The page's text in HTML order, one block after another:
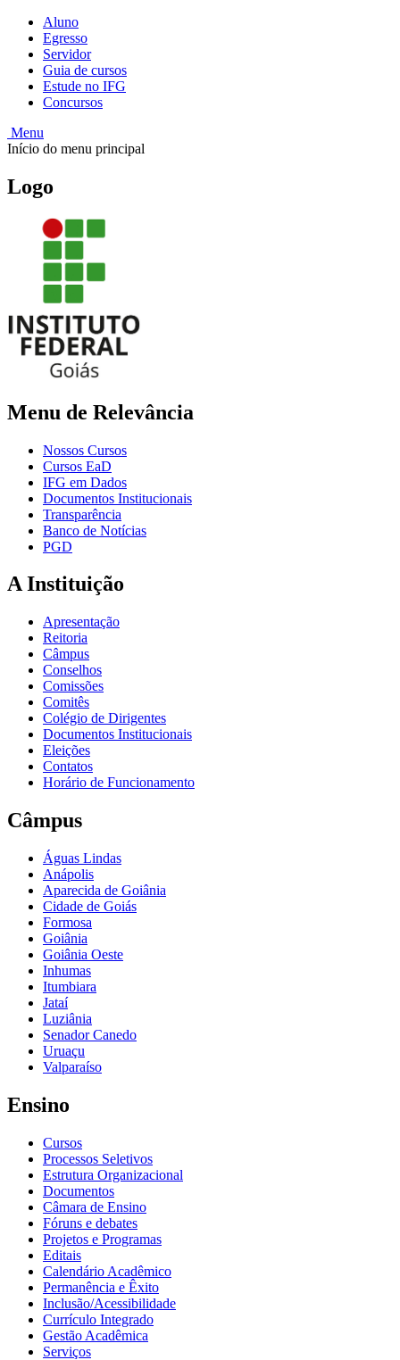
Aluno
Egresso
Servidor
Guia de cursos
Estude no IFG
Concursos
Menu
Início do menu principal
Logo
Menu de Relevância
Nossos Cursos
Cursos EaD
IFG em Dados
Documentos Institucionais
Transparência
Banco de Notícias
PGD
A Instituição
Apresentação
Reitoria
Câmpus
Conselhos
Comissões
Comitês
Colégio de Dirigentes
Documentos Institucionais
Eleições
Contatos
Horário de Funcionamento
Câmpus
Águas Lindas
Anápolis
Aparecida de Goiânia
Cidade de Goiás
Formosa
Goiânia
Goiânia Oeste
Inhumas
Itumbiara
Jataí
Luziânia
Senador Canedo
Uruaçu
Valparaíso
Ensino
Cursos
Processos Seletivos
Estrutura Organizacional
Documentos
Câmara de Ensino
Fóruns e debates
Projetos e Programas
Editais
Calendário Acadêmico
Permanência e Êxito
Inclusão/Acessibilidade
Currículo Integrado
Gestão Acadêmica
Serviços